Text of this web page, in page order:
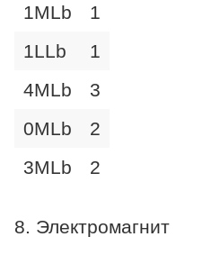
1MLb
1
1LLb
1
4MLb
3
0MLb
2
3MLb
2
8. Электромагнит